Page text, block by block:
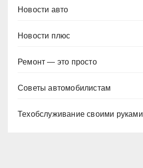
Новости авто
Новости плюс
Ремонт — это просто
Советы автомобилистам
Техобслуживание своими руками